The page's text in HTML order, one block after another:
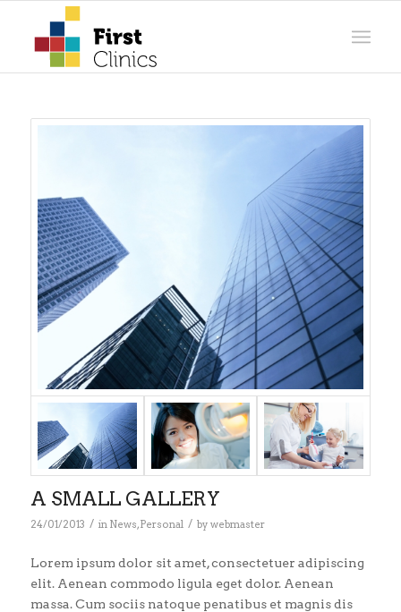
A SMALL GALLERY
24/01/2013 / in News,Personal / by webmaster
Lorem ipsum dolor sit amet, consectetuer adipiscing
elit. Aenean commodo ligula eget dolor. Aenean
massa. Cum sociis natoque penatibus et magnis dis